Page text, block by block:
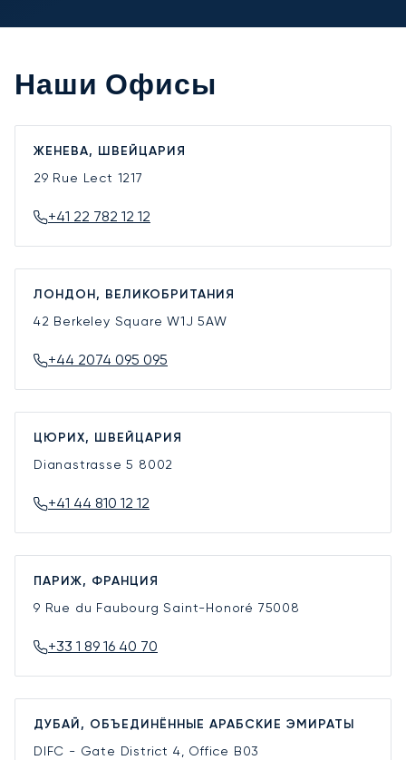
Наши Офисы
ЖЕНЕВА, ШВЕЙЦАРИЯ
29 Rue Lect 1217
+41 22 782 12 12
ЛОНДОН, ВЕЛИКОБРИТАНИЯ
42 Berkeley SquareW1J 5AW
+44 2074 095 095
ЦЮРИХ, ШВЕЙЦАРИЯ
Dianastrasse 5 8002
+41 44 810 12 12
ПАРИЖ, ФРАНЦИЯ
9 Rue du Faubourg Saint-Honoré 75008
+33 1 89 16 40 70
ДУБАЙ, ОБЪЕДИНЁННЫЕ АРАБСКИЕ ЭМИРАТЫ
DIFC - Gate District 4, Office B03